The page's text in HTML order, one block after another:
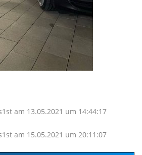
am 13.05.2021 um 14:44:17
am 15.05.2021 um 20:11:07